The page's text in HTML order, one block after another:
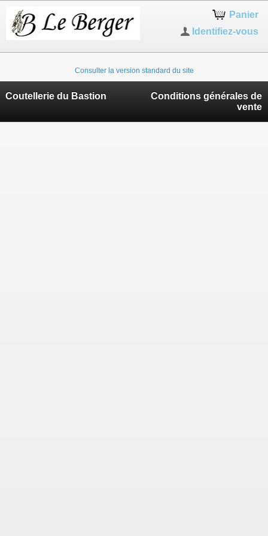
Panier
Identifiez-vous
Consulter la version standard du site
Coutellerie du Bastion
Conditions générales de
vente